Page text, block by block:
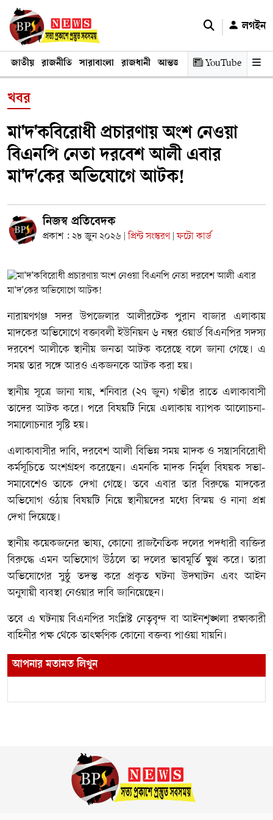
লগইন
জাতীয় রাজনীতি সারাবাংলা রাজধানী আন্তর্জাতিক অর্থনীতি তথ্য
YouTube
খবর
মা'দ'কবিরোধী প্রচারণায় অংশ নেওয়া
বিএনপি নেতা দরবেশ আলী এবার
মা'দ'কের অভিযোগে আটক!
নিজস্ব প্রতিবেদক
প্রকাশ : ২৮ জুন ২০২৬ প্রিন্ট সংস্করণ ফটো কার্ড
নারায়ণগঞ্জ সদর উপজেলার আলীরটেক পুরান বাজার এলাকায়
মাদকের অভিযোগে বক্তাবলী ইউনিয়ন ৬ নম্বর ওয়ার্ড বিএনপির সদস্য
দরবেশ আলীকে স্থানীয় জনতা আটক করেছে বলে জানা গেছে। এ
সময় তার সঙ্গে আরও একজনকে আটক করা হয়।
স্থানীয় সূত্রে জানা যায়, শনিবার (২৭ জুন) গভীর রাতে এলাকাবাসী
তাদের আটক করে। পরে বিষয়টি নিয়ে এলাকায় ব্যাপক আলোচনা-
সমালোচনার সৃষ্টি হয়।
এলাকাবাসীর দাবি, দরবেশ আলী বিভিন্ন সময় মাদক ও সন্ত্রাসবিরোধী
কর্মসূচিতে অংশগ্রহণ করেছেন। এমনকি মাদক নির্মূল বিষয়ক সভা-
সমাবেশেও তাকে দেখা গেছে। তবে এবার তার বিরুদ্ধে মাদকের
অভিযোগ ওঠায় বিষয়টি নিয়ে স্থানীয়দের মধ্যে বিস্ময় ও নানা প্রশ্ন
দেখা দিয়েছে।
স্থানীয় কয়েকজনের ভাষ্য, কোনো রাজনৈতিক দলের পদধারী ব্যক্তির
বিরুদ্ধে এমন অভিযোগ উঠলে তা দলের ভাবমূর্তি ক্ষুণ্ন করে। তারা
অভিযোগের সুষ্ঠু তদন্ত করে প্রকৃত ঘটনা উদঘাটন এবং আইন
অনুযায়ী ব্যবস্থা নেওয়ার দাবি জানিয়েছেন।
তবে এ ঘটনায় বিএনপির সংশ্লিষ্ট নেতৃবৃন্দ বা আইনশৃঙ্খলা রক্ষাকারী
বাহিনীর পক্ষ থেকে তাৎক্ষণিক কোনো বক্তব্য পাওয়া যায়নি।
আপনার মতামত লিখুন